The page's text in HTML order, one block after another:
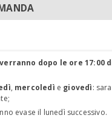
dopo le ore 17:00
, mercoledì e giovedì:
evase il lunedì successivo.